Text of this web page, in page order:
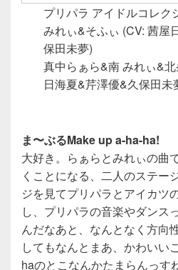
プリパラ アイドルコレク
みれぃ&そふぃ (CV: 茜屋
保田未夢)
真中らぁら&南 みれぃ&
日海夏&芹澤優&久保田未
ま〜ぶるMake up a-ha-ha!
大好き。らぁらとみれぃの曲
くことになる、二人のステー
ジを見てプリパラとアイカツ
し、プリパラの音楽やダンス
んだなあと、なんとなく方向
してもなんとまあ、かわいい
haのとこなんかたまらんっす